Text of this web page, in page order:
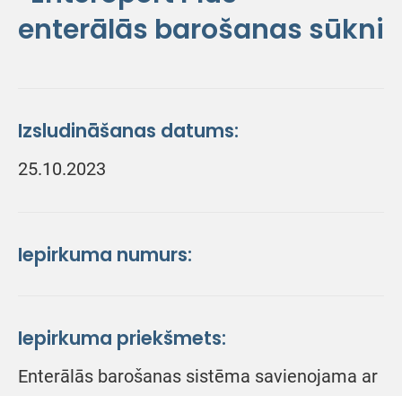
enterālās barošanas sūkni
Izsludināšanas datums:
25.10.2023
Iepirkuma numurs:
Iepirkuma priekšmets:
Enterālās barošanas sistēma savienojama ar